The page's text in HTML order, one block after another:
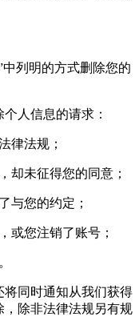
列明的方式删除您的
人信息的请求：
律法规；
却未征得您的同意；
与您的约定；
或您注销了账号；
同时通知从我们获得
除非法律法规另有规